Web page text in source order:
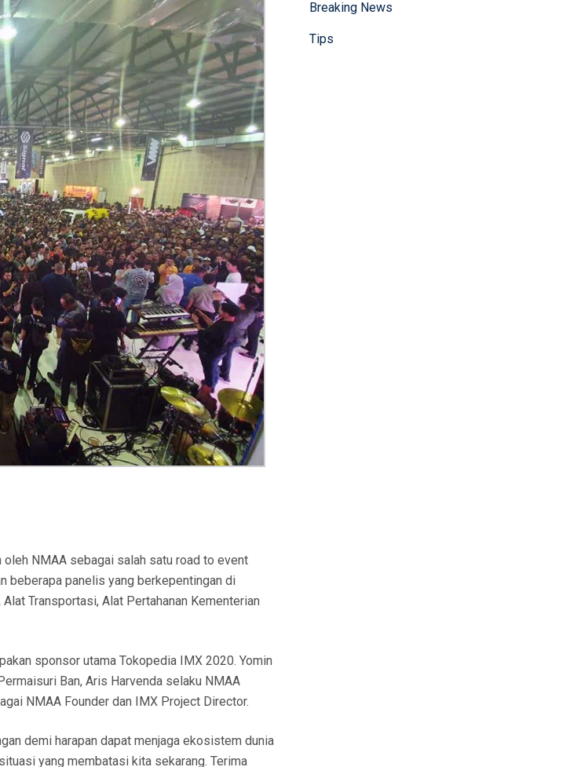
NMAA sebagai salah satu road to event
beberapa panelis yang berkepentingan di
Transportasi, Alat Pertahanan Kementerian
sponsor utama Tokopedia IMX 2020. Yomin
Ban, Aris Harvenda selaku NMAA
NMAA Founder dan IMX Project Director.
demi harapan dapat menjaga ekosistem dunia
yang membatasi kita sekarang. Terima
Breaking News
Tips